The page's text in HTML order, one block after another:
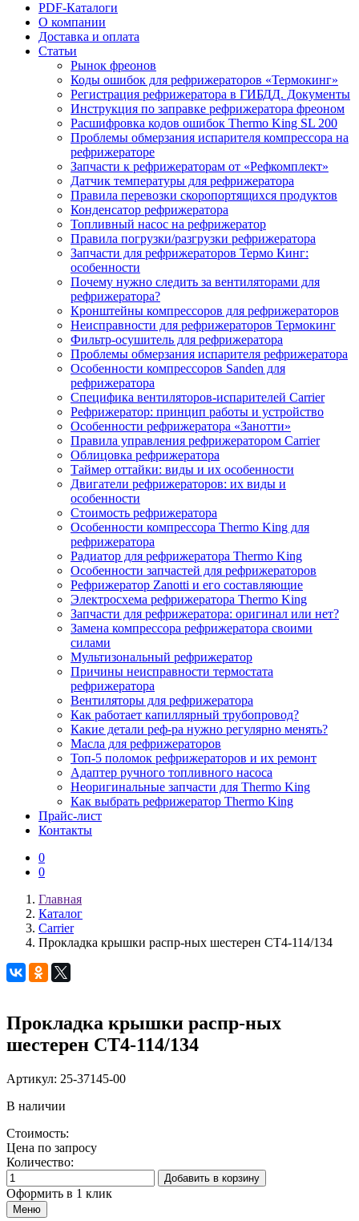
PDF-Каталоги
О компании
Доставка и оплата
Статьи
Рынок фреонов
Коды ошибок для рефрижераторов «Термокинг»
Регистрация рефрижератора в ГИБДД. Документы
Инструкция по заправке рефрижератора фреоном
Расшифровка кодов ошибок Thermo King SL 200
Проблемы обмерзания испарителя компрессора на
рефрижераторе
Запчасти к рефрижераторам от «Рефкомплект»
Датчик температуры для рефрижератора
Правила перевозки скоропортящихся продуктов
Конденсатор рефрижератора
Топливный насос на рефрижератор
Правила погрузки/разгрузки рефрижератора
Запчасти для рефрижераторов Термо Кинг:
особенности
Почему нужно следить за вентиляторами для
рефрижератора?
Кронштейны компрессоров для рефрижераторов
Неисправности для рефрижераторов Термокинг
Фильтр-осушитель для рефрижератора
Проблемы обмерзания испарителя рефрижератора
Особенности компрессоров Sanden для
рефрижератора
Специфика вентиляторов-испарителей Carrier
Рефрижератор: принцип работы и устройство
Особенности рефрижератора «Занотти»
Правила управления рефрижератором Carrier
Облицовка рефрижератора
Таймер оттайки: виды и их особенности
Двигатели рефрижераторов: их виды и
особенности
Стоимость рефрижератора
Особенности компрессора Thermo King для
рефрижератора
Радиатор для рефрижератора Thermo King
Особенности запчастей для рефрижераторов
Рефрижератор Zanotti и его составляющие
Электросхема рефрижератора Thermo King
Запчасти для рефрижератора: оригинал или нет?
Замена компрессора рефрижератора своими
силами
Мультизональный рефрижератор
Причины неисправности термостата
рефрижератора
Вентиляторы для рефрижератора
Как работает капиллярный трубопровод?
Какие детали реф-ра нужно регулярно менять?
Масла для рефрижераторов
Топ-5 поломок рефрижераторов и их ремонт
Адаптер ручного топливного насоса
Неоригинальные запчасти для Thermo King
Как выбрать рефрижератор Thermo King
Прайс-лист
Контакты
0
0
Главная
Каталог
Carrier
Прокладка крышки распр-ных шестерен CT4-114/134
Прокладка крышки распр-ных
шестерен CT4-114/134
Артикул: 25-37145-00
В наличии
Стоимость:
Цена по запросу
Количество:
Добавить в корзину
Оформить в 1 клик
Меню